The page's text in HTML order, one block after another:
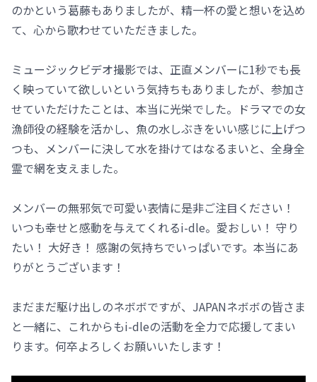
のかという葛藤もありましたが、精一杯の愛と想いを込め
て、心から歌わせていただきました。
ミュージックビデオ撮影では、正直メンバーに1秒でも長
く映っていて欲しいという気持ちもありましたが、参加さ
せていただけたことは、本当に光栄でした。ドラマでの女
漁師役の経験を活かし、魚の水しぶきをいい感じに上げつ
つも、メンバーに決して水を掛けてはなるまいと、全身全
霊で網を支えました。
メンバーの無邪気で可愛い表情に是非ご注目ください！
いつも幸せと感動を与えてくれるi-dle。愛おしい！ 守り
たい！ 大好き！ 感謝の気持ちでいっぱいです。本当にあ
りがとうございます！
まだまだ駆け出しのネボボですが、JAPANネボボの皆さま
と一緒に、これからもi-dleの活動を全力で応援してまい
ります。何卒よろしくお願いいたします！